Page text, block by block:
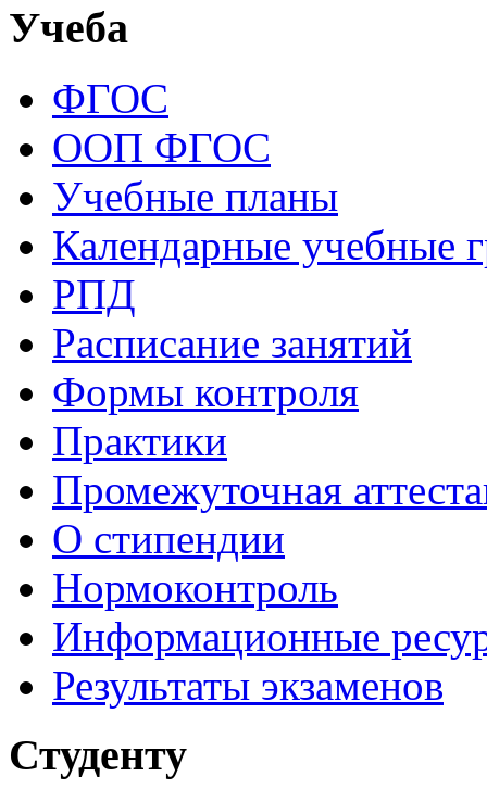
Учеба
ФГОС
ООП ФГОС
Учебные планы
Календарные учебные
РПД
Расписание занятий
Формы контроля
Практики
Промежуточная
О стипендии
Нормоконтроль
Информационные
Результаты экзаменов
Студенту